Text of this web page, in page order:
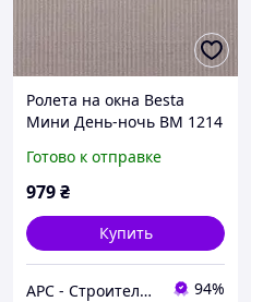
Ролета на окна Besta
Мини День-ночь ВМ 1214
Готово к отправке
979₴
Купить
АРС - Строительный интернет-гипермаркет 94%